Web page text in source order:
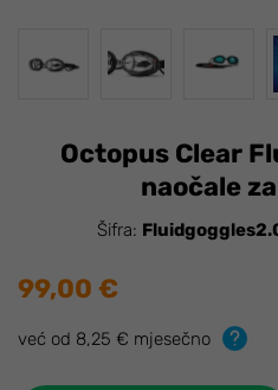
Octopus Clear
naočale
Šifra:
99,00 €
već od 8,25 € mjesečno